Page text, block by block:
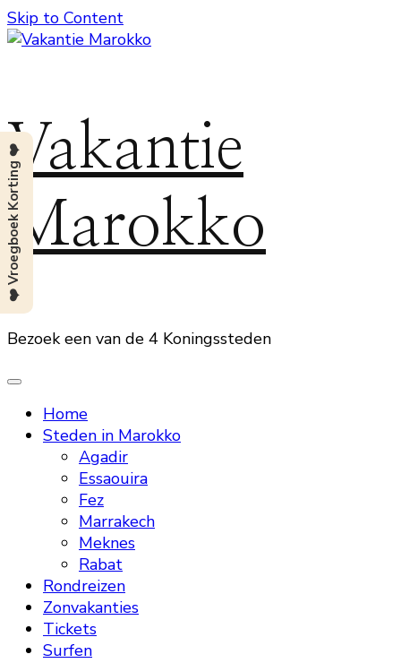
Skip to Content
Vakantie
Marokko
Bezoek een van de 4 Koningssteden
Home
Steden in Marokko
Agadir
Essaouira
Fez
Marrakech
Meknes
Rabat
Rondreizen
Zonvakanties
Tickets
Surfen
❤️ Vroegboek Korting ❤️